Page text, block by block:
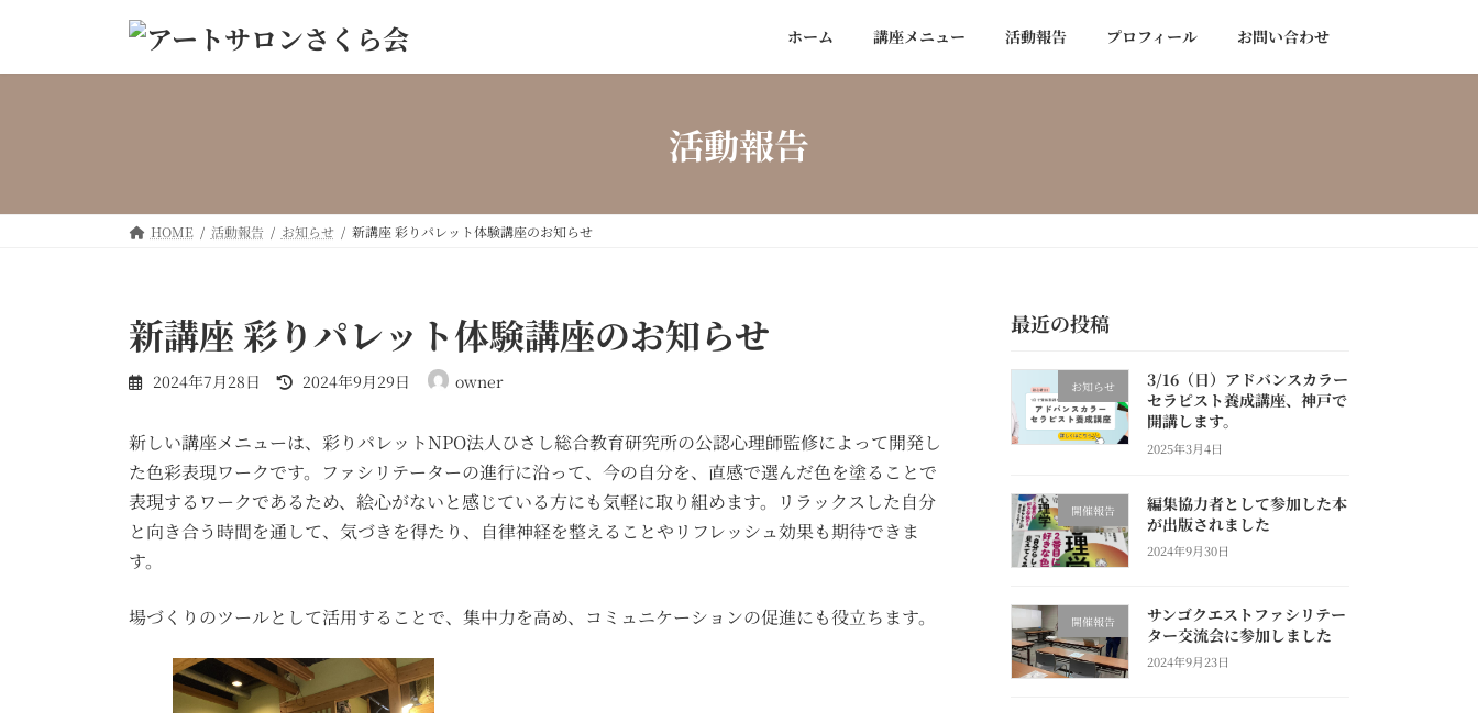
ッ
移
ホーム 講座メニュー 活動報告 プロフィール お問い合わせ
活動報告
HOME 活動報告 お知らせ 新講座 彩りパレット体験講座のお知らせ
新講座 彩りパレット体験講座のお知らせ
2024年7月28日
最
新
日
時
:
2024年9月29日 owner
新しい講座メニューは、彩りパレットNPO法人ひさし総合教育研究所の公認心理師監修によって開発し
た色彩表現ワークです。ファシリテーターの進行に沿って、今の自分を、直感で選んだ色を塗ることで
表現するワークであるため、絵心がないと感じている方にも気軽に取り組めます。リラックスした自分
と向き合う時間を通して、気づきを得たり、自律神経を整えることやリフレッシュ効果も期待できま
す。
場づくりのツールとして活用することで、集中力を高め、コミュニケーションの促進にも役立ちます。
最近の投稿
お知らせ
3/16（日）アドバンスカラー
セラピスト養成講座、神戸で
開講します。
2025年3月4日
開催報告
編集協力者として参加した本
が出版されました
2024年9月30日
開催報告
サンゴクエストファシリテー
ター交流会に参加しました
2024年9月23日